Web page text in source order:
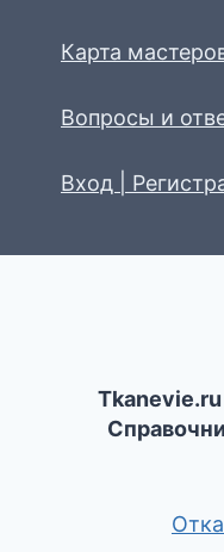
Карта
Вопросы и
Вход |